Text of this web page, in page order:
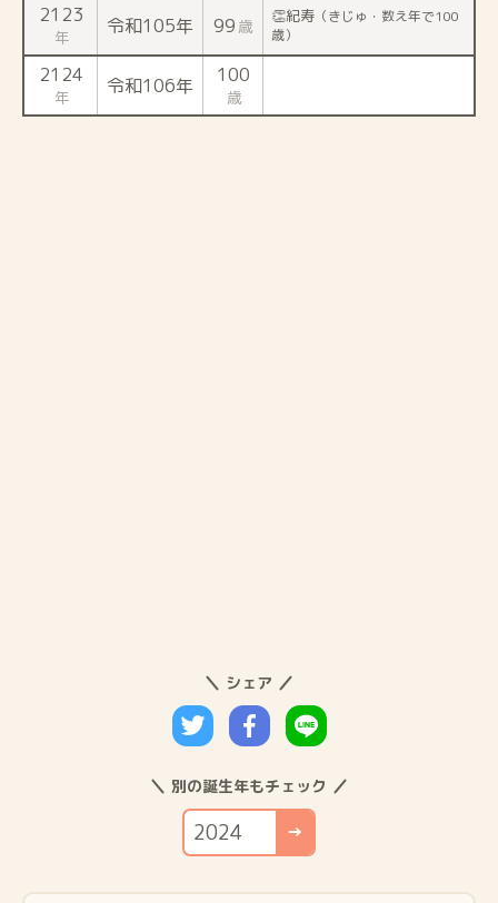
2123
年 令和105年 99 歳 👏紀寿（きじゅ・数え年で100
歳）
2124
年 令和106年 100
歳
シェア
別の誕生年もチェック
→